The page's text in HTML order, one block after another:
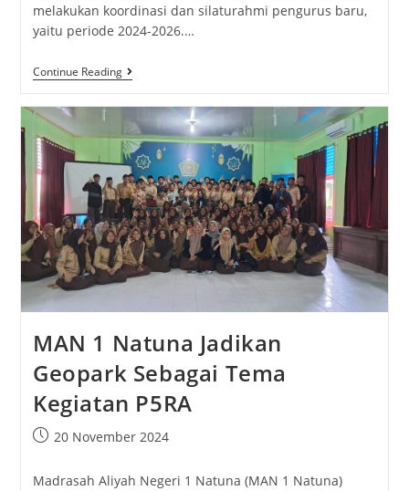
melakukan koordinasi dan silaturahmi pengurus baru,
yaitu periode 2024-2026.…
Continue Reading
MAN 1 Natuna Jadikan
Geopark Sebagai Tema
Kegiatan P5RA
20 November 2024
Madrasah Aliyah Negeri 1 Natuna (MAN 1 Natuna)